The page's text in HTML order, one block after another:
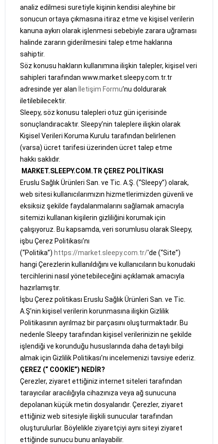
analiz edilmesi suretiyle kişinin kendisi aleyhine bir
sonucun ortaya çıkmasına itiraz etme ve kişisel verilerin
kanuna aykırı olarak işlenmesi sebebiyle zarara uğraması
halinde zararın giderilmesini talep etme haklarına
sahiptir.
Söz konusu hakların kullanımına ilişkin talepler, kişisel veri
sahipleri tarafından www.market.sleepy.com.tr.tr
adresinde yer alan
İletişim Formu’nu doldurarak
iletilebilecektir.
Sleepy, söz konusu talepleri otuz gün içerisinde
sonuçlandıracaktır. Sleepy’nin taleplere ilişkin olarak
Kişisel Verileri Koruma Kurulu tarafından belirlenen
(varsa) ücret tarifesi üzerinden ücret talep etme
hakkı saklıdır.
MARKET.SLEEPY.COM.TR ÇEREZ POLİTİKASI
Eruslu Sağlık Ürünleri San. ve Tic. A.Ş. (“Sleepy”) olarak,
web sitesi kullanıcılarımızın hizmetlerimizden güvenli ve
eksiksiz şekilde faydalanmalarını sağlamak amacıyla
sitemizi kullanan kişilerin gizliliğini korumak için
çalışıyoruz. Bu kapsamda, veri sorumlusu olarak Sleepy,
işbu Çerez Politikası’nı
(“Politika”) https://market.sleepy.com.tr/'de (“Site”)
hangi Çerezlerin kullanıldığını ve kullanıcıların bu konudaki
tercihlerini nasıl yönetebileceğini açıklamak amacıyla
hazırlamıştır.
İşbu Çerez politikası Eruslu Sağlık Ürünleri San. ve Tic.
A.Ş’nin kişisel verilerin korunmasına ilişkin Gizlilik
Politikasının ayrılmaz bir parçasını oluşturmaktadır. Bu
nedenle Sleepy tarafından kişisel verilerinizin ne şekilde
işlendiği ve korunduğu hususlarında daha detaylı bilgi
almak için Gizlilik Politikası’nı incelemenizi tavsiye ederiz.
ÇEREZ (“ COOKİE”) NEDİR?
Çerezler, ziyaret ettiğiniz internet siteleri tarafından
tarayıcılar aracılığıyla cihazınıza veya ağ sunucuna
depolanan küçük metin dosyalarıdır. Çerezler, ziyaret
ettiğiniz web sitesiyle ilişkili sunucular tarafından
oluşturulurlar. Böylelikle ziyaretçiyi aynı siteyi ziyaret
ettiğinde sunucu bunu anlayabilir.